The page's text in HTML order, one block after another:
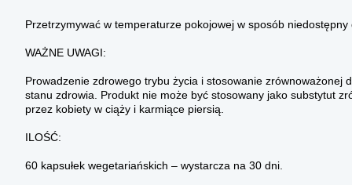
Przetrzymywać w temperaturze pokojowej w sposób niedostępny
WAŻNE UWAGI:
Prowadzenie zdrowego trybu życia i stosowanie zrównoważonej
stanu zdrowia. Produkt nie może być stosowany jako substytut
przez kobiety w ciąży i karmiące piersią.
ILOŚĆ:
60 kapsułek wegetariańskich – wystarcza na 30 dni.